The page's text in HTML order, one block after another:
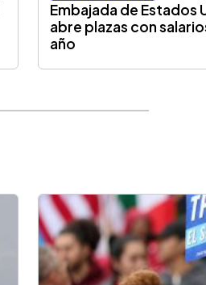
Embajada de Estados
abre plazas con
año